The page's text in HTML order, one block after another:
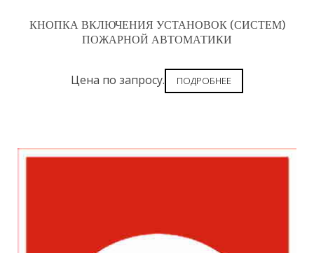
КНОПКА ВКЛЮЧЕНИЯ УСТАНОВОК (СИСТЕМ)
ПОЖАРНОЙ АВТОМАТИКИ
Цена по запросу. ПОДРОБНЕЕ